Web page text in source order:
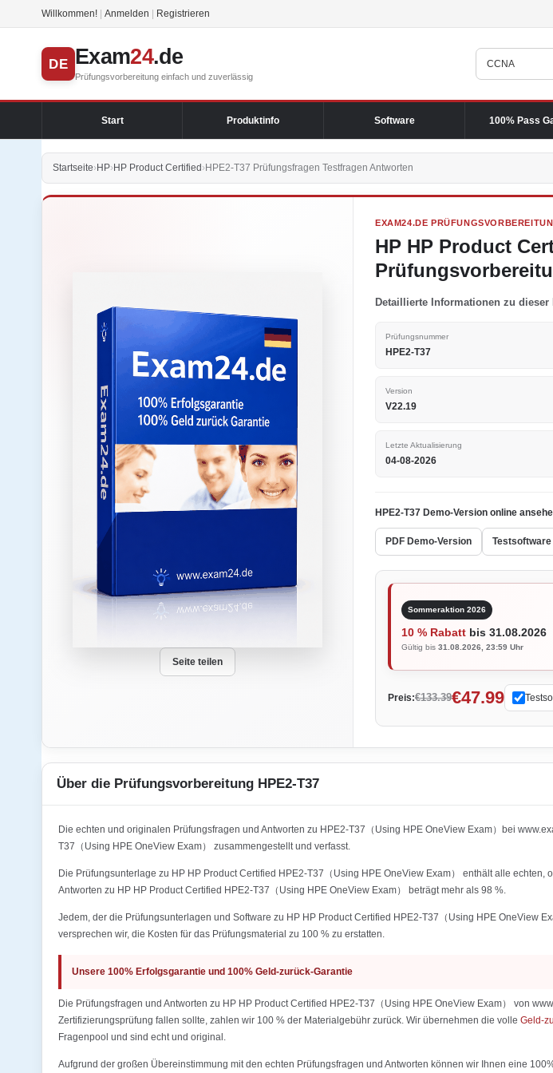
Willkommen! Anmelden Registrieren
DE Exam24.de
Prüfungsvorbereitung einfach und zuverlässig
Start Produktinfo Software 100% Pass
Startseite›HP›HP Product Certified ›HPE2-T37 Prüfungsfragen Testfragen Antworten
Seite teilen
EXAM24.DE
HP HP Product
Detaillierte Informationen zu
Prüfungsnummer
HPE2-T37
Version
V22.19
Letzte Aktualisierung
04-08-2026
HPE2-T37 Demo-Version online
PDF Demo-Version
Sommeraktion 2026
10 % Rabatt bis 31.08.2026
Gültig bis 31.08.2026, 23:59 Uhr
Preis:€133.39€47.99
Über die Prüfungsvorbereitung HPE2-T37
Die echten und originalen Prüfungsfragen und Antworten zu HPE2-T37（Using HPE OneView Exam）bei
T37（Using HPE OneView Exam） zusammengestellt und verfasst.
Die Prüfungsunterlage zu HP HP Product Certified HPE2-T37（Using HPE OneView Exam） enthält alle
Antworten zu HP HP Product Certified HPE2-T37（Using HPE OneView Exam） beträgt mehr als 98 %.
Jedem, der die Prüfungsunterlagen und Software zu HP HP Product Certified HPE2-T37（Using HPE OneView
versprechen wir, die Kosten für das Prüfungsmaterial zu 100 % zu erstatten.
Unsere 100% Erfolgsgarantie und 100% Geld-zurück-Garantie
Die Prüfungsfragen und Antworten zu HP HP Product Certified HPE2-T37（Using HPE OneView Exam） von
Zertifizierungsprüfung fallen sollte, zahlen wir 100 % der Materialgebühr zurück. Wir übernehmen die volle Geld-
Fragenpool und sind echt und original.
Aufgrund der großen Übereinstimmung mit den echten Prüfungsfragen und Antworten können wir Ihnen eine